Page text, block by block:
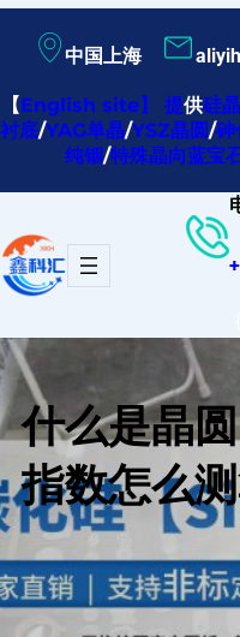
内
容
中国上海
【English site】提供硅
衬底/YAG单晶/YSZ晶圆/砷
纯铟/特殊晶向蓝宝
什么是晶
指数怎么